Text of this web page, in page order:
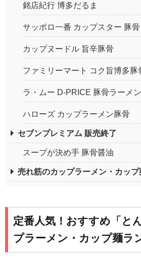
銘店紀行 博多だるま
サッポロ一番 カップスター 豚骨
カップヌードル 旨辛豚骨
ファミリーマート コク旨博多豚
ラ・ムー D-PRICE 豚骨ラーメン
ハローズ カップラーメン豚骨
セブンプレミアム 販売終了
スープが決め手 豚骨醤油
売れ筋のカップラーメン・カップ
定番人気！おすすめ「と
プラーメン・カップ麺ラ